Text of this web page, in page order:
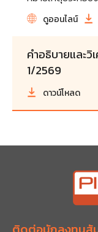
ดูออนไลน์
คำอธิบายและวิ
1/2569
ดาวน์โหลด